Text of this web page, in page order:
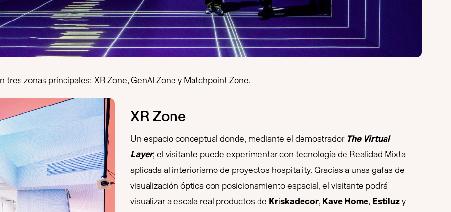
tres zonas principales: XR Zone, GenAI Zone y Matchpoint Zone.
XR Zone
Un espacio conceptual donde, mediante el demostrador The Virtual
Layer, el visitante puede experimentar con tecnología de Realidad Mixta
aplicada al interiorismo de proyectos hospitality. Gracias a unas gafas de
visualización óptica con posicionamiento espacial, el visitante podrá
visualizar a escala real productos de Kriskadecor, Kave Home, Estiluz y